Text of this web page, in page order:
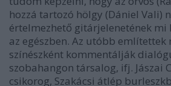
hozzá tartozó hölgy (Dániel Vali)
értelmezhető gitárjelenetének mi
az egészben. Az utóbb
színészként kommentálják
szobahangon társalog, ifj. Jászai
csikorog, Szakácsi átlép